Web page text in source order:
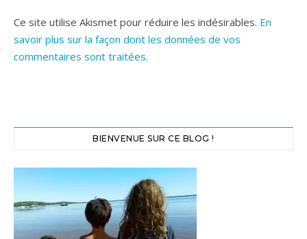
Ce site utilise Akismet pour réduire les indésirables. En
savoir plus sur la façon dont les données de vos
commentaires sont traitées.
BIENVENUE SUR CE BLOG !